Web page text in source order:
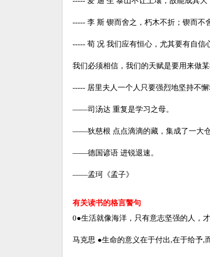
----- 李 斯 锲而舍之，朽木不折；锲而不
----- 荀 况 我们应有恒心，尤其要有自信
我们必须相信，我们的天赋是要用来做某
----- 居里夫人一个人只要强烈地坚持不懈
——司汤达 重复是学习之母。
——狄慈根 点点滴滴的藏，集成了一大仓
——德国谚语 进锐退速。
——孟珂《孟子》
有关读书的格言警句
0●生活就像海洋，只有意志坚强的人，才
马克思 ●生命的意义在于付出,在于给予,